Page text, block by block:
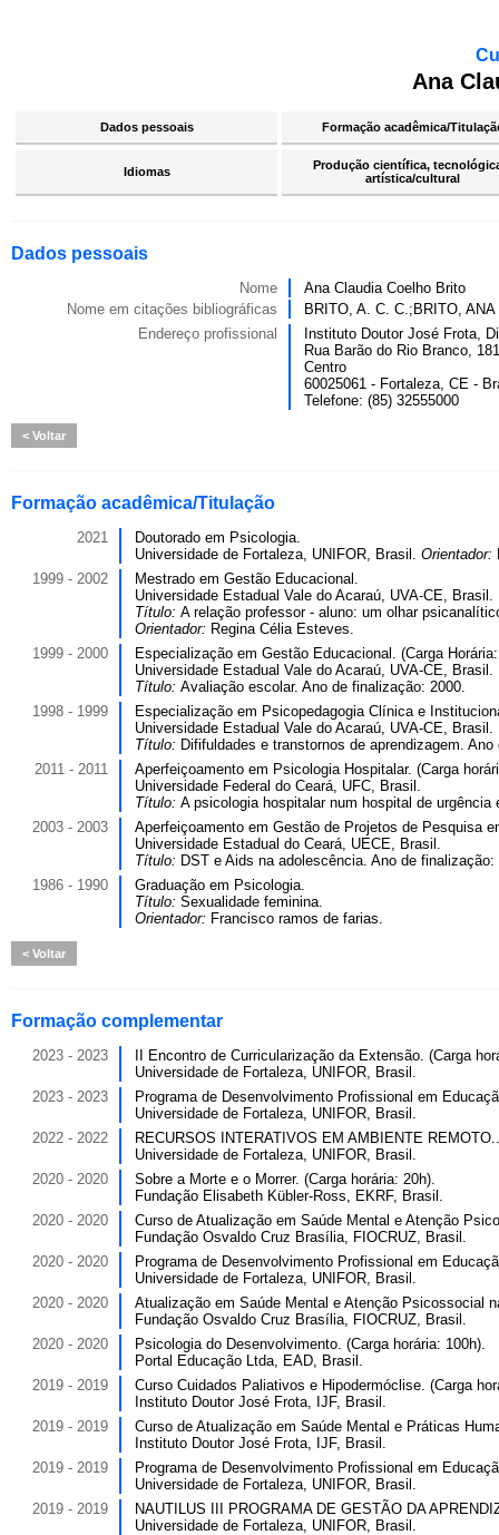
Ana
Dados pessoais Formação acadêmica/
Idiomas
Produção científica,
artística/cultural
Dados pessoais
Nome
Ana Claudia Coelho Brito
Nome em citações bibliográficas
BRITO, A. C. C.;BRITO,
Endereço profissional
Instituto Doutor José Frota,
Rua Barão do Rio Branco,
Centro
60025061 - Fortaleza, CE -
Telefone: (85) 32555000
Voltar
Formação acadêmica/Titulação
2021
Doutorado em Psicologia.
Universidade de Fortaleza, UNIFOR, Brasil. Orientador:
1999 - 2002
Mestrado em Gestão Educacional.
Universidade Estadual Vale do Acaraú, UVA-CE, Brasil.
Título: A relação professor - aluno: um olhar
Orientador: Regina Célia Esteves.
1999 - 2000
Especialização em Gestão Educacional. (Carga
Universidade Estadual Vale do Acaraú, UVA-CE, Brasil.
Título: Avaliação escolar. Ano de finalização: 2000.
1998 - 1999
Especialização em Psicopedagogia Clínica e
Universidade Estadual Vale do Acaraú, UVA-CE, Brasil.
Título: Dififuldades e transtornos de aprendizagem.
2011 - 2011
Aperfeiçoamento em Psicologia Hospitalar. (Carga
Universidade Federal do Ceará, UFC, Brasil.
Título: A psicologia hospitalar num hospital de
2003 - 2003
Aperfeiçoamento em Gestão de Projetos de Pesquisa
Universidade Estadual do Ceará, UECE, Brasil.
Título: DST e Aids na adolescência. Ano de finalização:
1986 - 1990
Graduação em Psicologia.
Título: Sexualidade feminina.
Orientador: Francisco ramos de farias.
Voltar
Formação complementar
2023 - 2023
II Encontro de Curricularização da Extensão. (Carga
Universidade de Fortaleza, UNIFOR, Brasil.
2023 - 2023
Programa de Desenvolvimento Profissional em
Universidade de Fortaleza, UNIFOR, Brasil.
2022 - 2022
RECURSOS INTERATIVOS EM AMBIENTE
Universidade de Fortaleza, UNIFOR, Brasil.
2020 - 2020
Sobre a Morte e o Morrer. (Carga horária: 20h).
Fundação Elisabeth Kübler-Ross, EKRF, Brasil.
2020 - 2020
Curso de Atualização em Saúde Mental e Atenção
Fundação Osvaldo Cruz Brasília, FIOCRUZ, Brasil.
2020 - 2020
Programa de Desenvolvimento Profissional em
Universidade de Fortaleza, UNIFOR, Brasil.
2020 - 2020
Atualização em Saúde Mental e Atenção Psicossocial
Fundação Osvaldo Cruz Brasília, FIOCRUZ, Brasil.
2020 - 2020
Psicologia do Desenvolvimento. (Carga horária: 100h).
Portal Educação Ltda, EAD, Brasil.
2019 - 2019
Curso Cuidados Paliativos e Hipodermóclise. (Carga
Instituto Doutor José Frota, IJF, Brasil.
2019 - 2019
Curso de Atualização em Saúde Mental e Práticas
Instituto Doutor José Frota, IJF, Brasil.
2019 - 2019
Programa de Desenvolvimento Profissional em
Universidade de Fortaleza, UNIFOR, Brasil.
2019 - 2019
NAUTILUS III PROGRAMA DE GESTÃO DA
Universidade de Fortaleza, UNIFOR, Brasil.